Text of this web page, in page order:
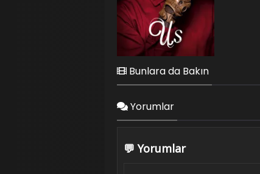
Bunlara da Bakın
Yorumlar
💬 Yorumlar